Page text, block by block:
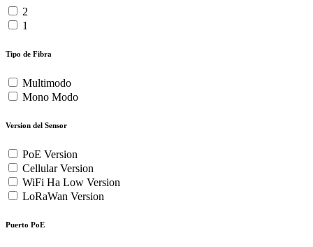
2
1
Tipo de Fibra
Multimodo
Mono Modo
Version del Sensor
PoE Version
Cellular Version
WiFi Ha Low Version
LoRaWan Version
Puerto PoE